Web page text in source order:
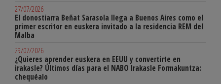
27/07/2026
El donostiarra Beñat Sarasola llega a Buenos Aires como el
primer escritor en euskera invitado a la residencia REM del
Malba
29/07/2026
¿Quieres aprender euskera en EEUU y convertirte en
irakasle? Últimos días para el NABO Irakasle Formakuntza:
chequéalo